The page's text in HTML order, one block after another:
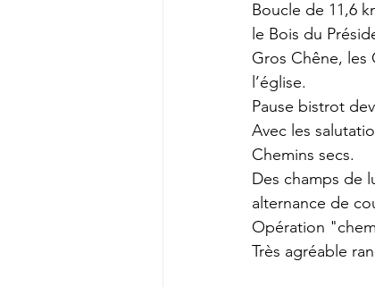
Boucle de 11,6
le Bois du
Gros Chêne, les
l’église.
Pause bistrot
Avec les
Chemins secs.
Des champs de
alternance de
Opération
Très agréable